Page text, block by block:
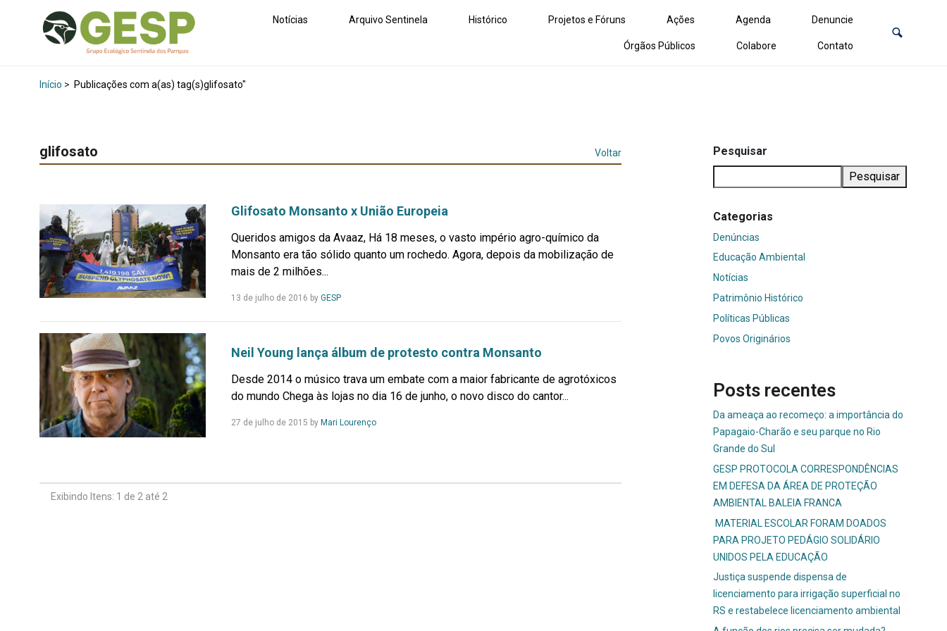
Notícias Arquivo Sentinela Histórico Projetos e Fóruns Ações Agenda Denuncie
Órgãos Públicos Colabore Contato
Início > Publicações com a(as) tag(s)glifosato"
glifosato Voltar
Glifosato Monsanto x União Europeia
Queridos amigos da Avaaz, Há 18 meses, o vasto império agro-químico da
Monsanto era tão sólido quanto um rochedo. Agora, depois da mobilização de
mais de 2 milhões...
13 de julho de 2016 by GESPLeia
Neil Young lança álbum de protesto contra Monsanto
Desde 2014 o músico trava um embate com a maior fabricante de agrotóxicos
do mundo Chega às lojas no dia 16 de junho, o novo disco do cantor...
27 de julho de 2015 by Mari LourençoLeia
Exibindo Itens: 1 de 2 até 2
Pesquisar
Pesquisar
Categorias
Denúncias
Educação Ambiental
Notícias
Patrimônio Histórico
Políticas Públicas
Povos Originários
Posts recentes
Da ameaça ao recomeço: a importância do
Papagaio-Charão e seu parque no Rio
Grande do Sul
GESP PROTOCOLA CORRESPONDÊNCIAS
EM DEFESA DA ÁREA DE PROTEÇÃO
AMBIENTAL BALEIA FRANCA
MATERIAL ESCOLAR FORAM DOADOS
PARA PROJETO PEDÁGIO SOLIDÁRIO
UNIDOS PELA EDUCAÇÃO
Justiça suspende dispensa de
licenciamento para irrigação superficial no
RS e restabelece licenciamento ambiental